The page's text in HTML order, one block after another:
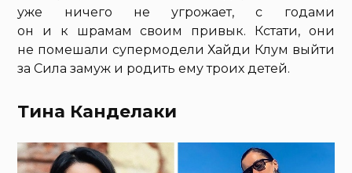
уже ничего не угрожает, с годами
он и к шрамам своим привык. Кстати, они
не помешали супермодели Хайди Клум выйти
за Сила замуж и родить ему троих детей.
Тина Канделаки